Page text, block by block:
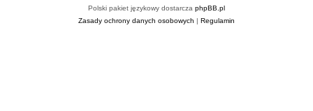
Polski pakiet językowy dostarcza phpBB.pl
Zasady ochrony danych osobowych | Regulamin